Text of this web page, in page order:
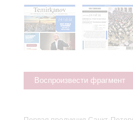
Воспроизвести фрагмент